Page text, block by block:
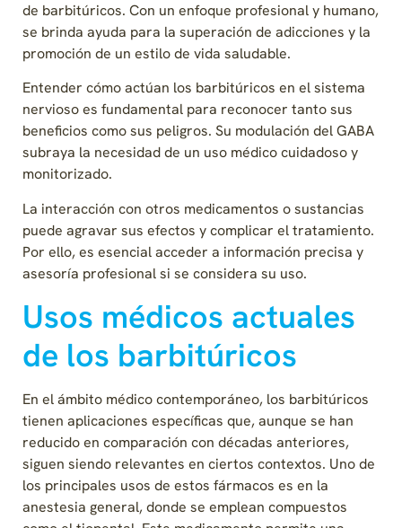
de barbitúricos. Con un enfoque profesional y humano,
se brinda ayuda para la superación de adicciones y la
promoción de un estilo de vida saludable.
Entender cómo actúan los barbitúricos en el sistema
nervioso es fundamental para reconocer tanto sus
beneficios como sus peligros. Su modulación del GABA
subraya la necesidad de un uso médico cuidadoso y
monitorizado.
La interacción con otros medicamentos o sustancias
puede agravar sus efectos y complicar el tratamiento.
Por ello, es esencial acceder a información precisa y
asesoría profesional si se considera su uso.
Usos médicos actuales
de los barbitúricos
En el ámbito médico contemporáneo, los barbitúricos
tienen aplicaciones específicas que, aunque se han
reducido en comparación con décadas anteriores,
siguen siendo relevantes en ciertos contextos. Uno de
los principales usos de estos fármacos es en la
anestesia general, donde se emplean compuestos